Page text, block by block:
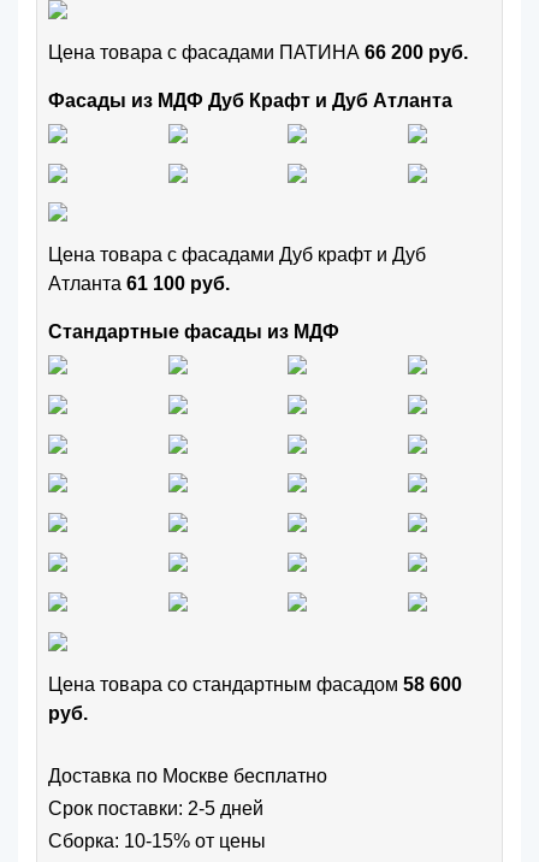
Цена товара с фасадами ПАТИНА 66 200 руб.
Фасады из МДФ Дуб Крафт и Дуб Атланта
Цена товара с фасадами Дуб крафт и Дуб
Атланта 61 100 руб.
Стандартные фасады из МДФ
Цена товара cо стандартным фасадом 58 600
руб.
Доставка по Москве бесплатно
Срок поставки: 2-5 дней
Сборка: 10-15% от цены